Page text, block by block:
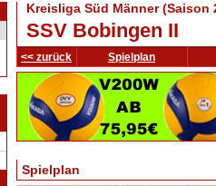
Kreisliga Süd Männer (Saison
SSV Bobingen II
<< zurück Spielplan
Spielplan